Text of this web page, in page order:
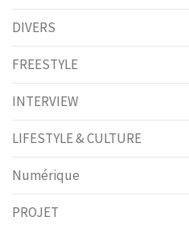
DIVERS
FREESTYLE
INTERVIEW
LIFESTYLE & CULTURE
Numérique
PROJET